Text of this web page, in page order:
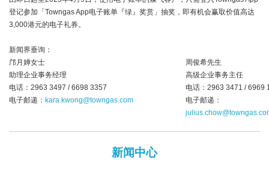
登记参加「Towngas App电子账单『绿』奖赏」抽奖，即有机会赢取价值高达
3,000港元的电子礼券。
新闻界垂询：
邝月婵女士
周俊希先生
助理企业事务经理
高级企业事务主任
电话：2963 3497 / 6698 3357
电话：2963 3471 / 6969
电子邮递： kara.kwong@towngas.com
电子邮递：
新闻中心